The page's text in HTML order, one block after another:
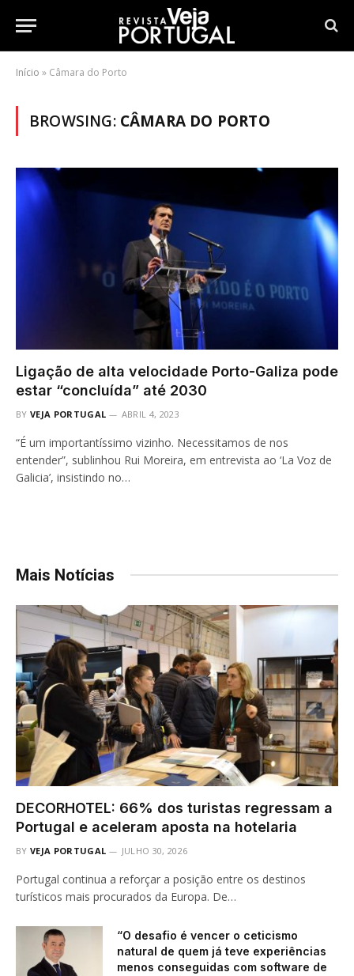
Início » Câmara do Porto
BROWSING: CÂMARA DO PORTO
Ligação de alta velocidade Porto-Galiza pode
estar “concluída” até 2030
BY VEJA PORTUGAL ABRIL 4, 2023
“É um importantíssimo vizinho. Necessitamos de nos
entender”, sublinhou Rui Moreira, em entrevista ao ‘La Voz de
Galicia’, insistindo no…
Mais Notícias
DECORHOTEL: 66% dos turistas regressam a
Portugal e aceleram aposta na hotelaria
BY VEJA PORTUGAL JULHO 30, 2026
Portugal continua a reforçar a posição entre os destinos
turísticos mais procurados da Europa. De…
“O desafio é vencer o ceticismo
natural de quem já teve experiências
menos conseguidas com software de